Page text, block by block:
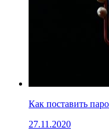
Как поставить
27.11.2020